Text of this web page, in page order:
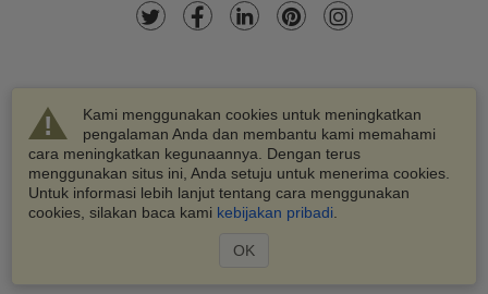
Kami menggunakan cookies untuk meningkatkan
pengalaman Anda dan membantu kami memahami
cara meningkatkan kegunaannya. Dengan terus
menggunakan situs ini, Anda setuju untuk menerima cookies.
Untuk informasi lebih lanjut tentang cara menggunakan
cookies, silakan baca kami kebijakan pribadi
OK
© 2003-2026 VisaHQ.com, Inc. Hak cipta dilindungi.
VisaHQ dan logo VisaHQ adalah merek dagang terdaftar dari
VisaHQ.com, Inc.